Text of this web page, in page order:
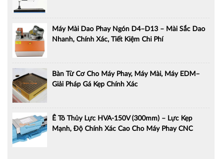
Máy Mài Dao Phay Ngón D4–D13 – Mài Sắc Dao
Nhanh, Chính Xác, Tiết Kiệm Chi Phí
Bàn Từ Cơ Cho Máy Phay, Máy Mài, Máy EDM–
Giải Pháp Gá Kẹp Chính Xác
Ê Tô Thủy Lực HVA-150V (300mm) – Lực Kẹp
Mạnh, Độ Chính Xác Cao Cho Máy Phay CNC